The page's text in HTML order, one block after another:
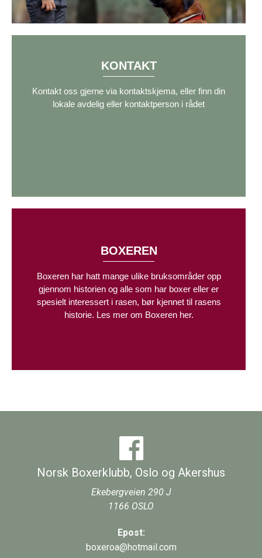
KONTAKT
Kontakt oss gjerne via kontaktskjema, eller finn din
lokale avdelig eller kontaktperson i rådet
BOXEREN
Boxeren har hatt mange ulike bruksområder opp
gjennom historien og alle som har boxer eller er
spesielt interessert i rasen, bør kjennet til rasens
historie. Les mer om Boxeren her.
Norsk Boxerklubb, Oslo og Akershus
Ekebergveien 290 J
1166 OSLO
Epost:
boxeroa@hotmail.com